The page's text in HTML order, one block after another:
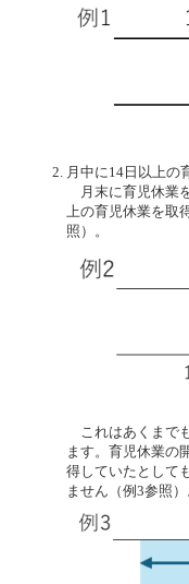
月中に14日以上の
月末に育児休業
上の育児休業を取
照）。
これはあくまで
ます。育児休業の
得していたとして
ません（例3参照